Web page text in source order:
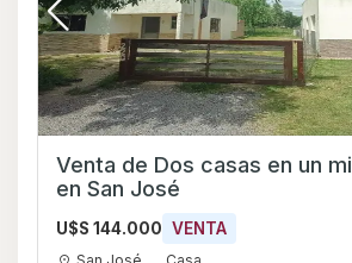
Venta de Dos casas en un
en San José
U$S 144.000 VENTA